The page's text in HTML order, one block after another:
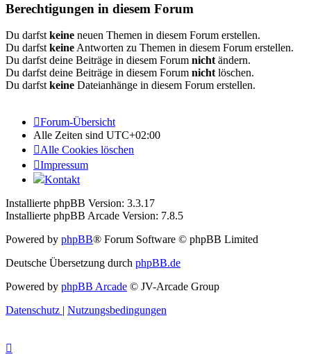
Berechtigungen in diesem Forum
Du darfstkeine neuen Themen in diesem Forum erstellen.
Du darfstkeineAntworten zu Themen in diesem Forum erstellen.
Du darfst deine Beiträge in diesem Forum nichtändern.
Du darfst deine Beiträge in diesem Forum nichtlöschen.
Du darfstkeine Dateianhänge in diesem Forum erstellen.
Forum-Übersicht
Alle Zeiten sind UTC+02:00
Alle Cookies löschen
Impressum
Kontakt
Installierte phpBB Version: 3.3.17
Installierte phpBB Arcade Version: 7.8.5
Powered by phpBB® Forum Software © phpBB Limited
Deutsche Übersetzung durch phpBB.de
Powered by phpBB Arcade © JV-Arcade Group
Datenschutz | Nutzungsbedingungen